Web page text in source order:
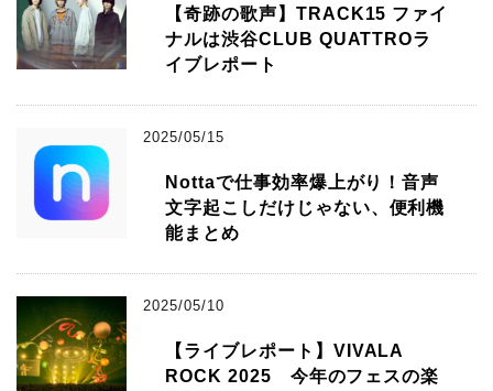
【奇跡の歌声】TRACK15 ファイ
ナルは渋谷CLUB QUATTROラ
イブレポート
2025/05/15
Nottaで仕事効率爆上がり！音声
文字起こしだけじゃない、便利機
能まとめ
2025/05/10
【ライブレポート】VIVALA
ROCK 2025 今年のフェスの楽